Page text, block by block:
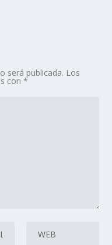
será publicada. Los
con*